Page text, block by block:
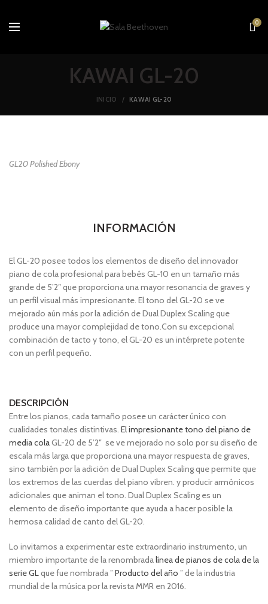
0
KAWAI GL-20
INICIO KAWAI GL-20
GL20 Polished Ebony
INFORMACIÓN
El GL-20 posee todos los elementos de diseño del innovador
piano de cola profesional para bebés GL-10 en un tamaño más
grande de 5’2″ que proporciona una mayor resonancia de graves y
un perfil visual más impresionante. El tono del GL-20 se ve
mejorado aún más por la adición de Dual Duplex Scaling que
produce una mayor complejidad de tono.Con su excepcional
combinación de tacto y tono, el GL-20 es un intérprete potente
con un perfil pequeño.
DESCRIPCIÓN
Entre los pianos, cada tamaño posee un carácter único con
cualidades tonales distintivas. El impresionante tono del piano de
media colaGL-20 de 5’2″ se ve mejorado no solo por su diseño de
escala más larga que proporciona una mayor respuesta de graves,
sino también por la adición de Dual Duplex Scaling que permite que
los extremos de las cuerdas del piano vibren. y producir armónicos
adicionales que animan el tono. Dual Duplex Scaling es un
elemento de diseño importante que ayuda a hacer posible la
hermosa calidad de canto del GL-20.
Lo invitamos a experimentar este extraordinario instrumento, un
miembro importante de la renombradalínea de pianos de cola de la
serie GLque fue nombrada ” Producto del año ” de la industria
mundial de la música por la revista MMR en 2016.